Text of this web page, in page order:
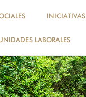
INICIATIVAS
LABORALES